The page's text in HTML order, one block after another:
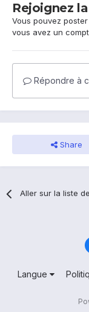
Rejoignez
Vous pouvez
vous avez un
Répondre à
Share
Aller sur la liste
Langue